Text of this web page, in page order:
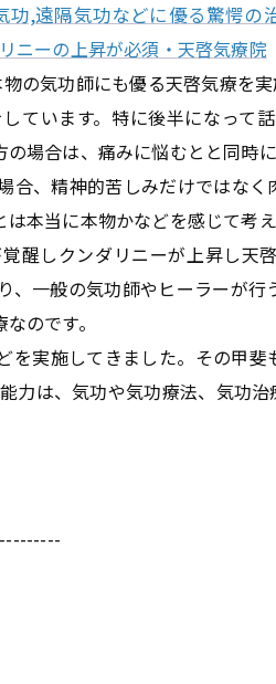
,遠隔気功などに優る驚愕の
ニーの上昇が必須・天啓気療院
の気功師にも優る天啓気療を
ています。特に後半になっ
場合は、痛みに悩むとと同時
合、精神的苦しみだけではな
本当に本物かなどを感じて考え
醒しクンダリニーが上昇し
一般の気功師やヒーラーが
のです。
実施してきました。その甲
力は、気功や気功療法、気功